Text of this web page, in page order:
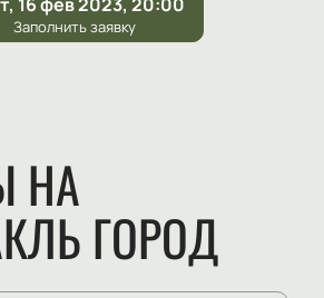
НА
ГОРОД